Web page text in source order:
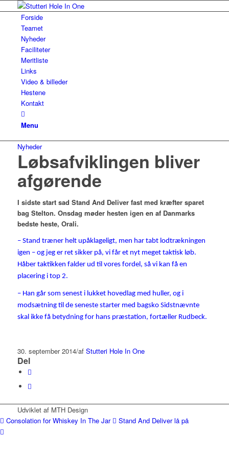
Forside
Teamet
Nyheder
Faciliteter
Meritliste
Links
Video & billeder
Hestene
Kontakt
Menu
Nyheder
Løbsafviklingen bliver
afgørende
I sidste start sad Stand And Deliver fast med kræfter sparet
bag Stelton. Onsdag møder hesten igen en af Danmarks
bedste heste, Orali.
– Stand træner helt upåklageligt, men har tabt lodtrækningen
igen – og jeg er ret sikker på, vi får et nyt meget taktisk løb.
Håber taktikken falder ud til vores fordel, så vi kan få en
placering i top 2.
– Han går som senest i lukket hovedlag med huller, og i
modsætning til de seneste starter med bagsko Sidstnævnte
skal ikke få betydning for hans præstation, fortæller Rudbeck.
30. september 2014/af Stutteri Hole In One
Del
Udviklet af MTH Design
Consolation for Whiskey In The Jar
Stand And Deliver lå på